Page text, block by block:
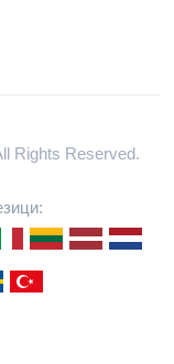
Rights Reserved.